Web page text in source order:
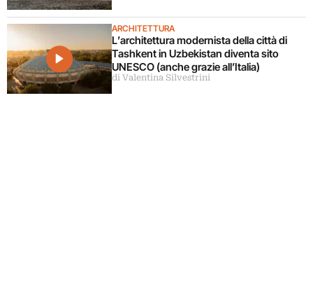
ARCHITETTURA
L’architettura modernista della città di
Tashkent in Uzbekistan diventa sito
UNESCO (anche grazie all’Italia)
di Valentina Silvestrini